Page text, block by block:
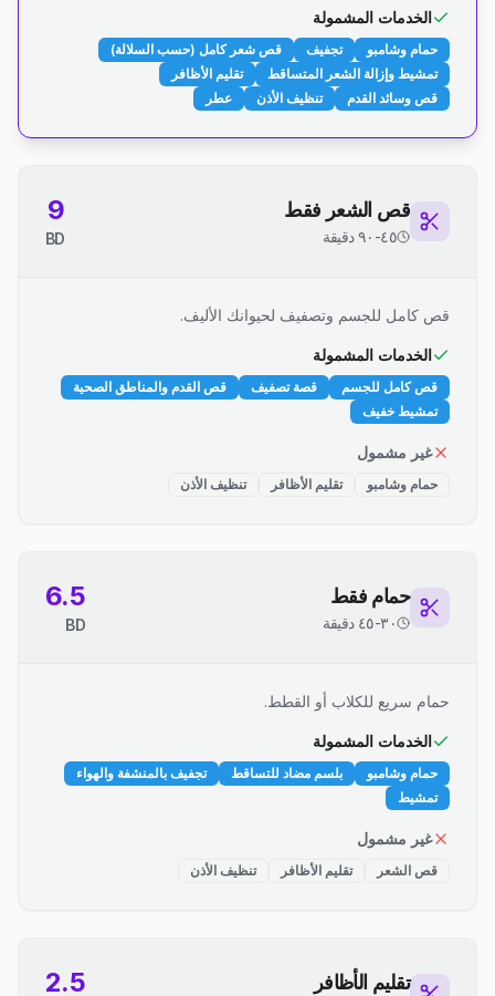
الخدمات المشمولة
حمام وشامبو تجفيف
قص شعر كامل (حسب السلالة)
تمشيط وإزالة الشعر المتساقط
تقليم الأظافر
قص وسائد القدم
تنظيف الأذن عطر
قص الشعر فقط
٤٥-٩٠ دقيقة
9
BD
قص كامل للجسم وتصفيف لحيوانك الأليف.
الخدمات المشمولة
قص كامل للجسم قصة تصفيف
قص القدم والمناطق الصحية
تمشيط خفيف
غير مشمول
حمام وشامبو تقليم الأظافر تنظيف الأذن
حمام فقط
٣٠-٤٥ دقيقة
6.5
BD
حمام سريع للكلاب أو القطط.
الخدمات المشمولة
حمام وشامبو بلسم مضاد للتساقط
تجفيف بالمنشفة والهواء
تمشيط
غير مشمول
قص الشعر تقليم الأظافر تنظيف الأذن
تقليم الأظافر 2.5